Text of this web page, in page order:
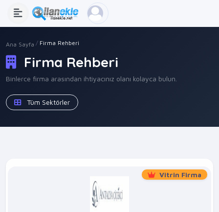
Ana Sayfa Firma Rehberi
Firma Rehberi
Binlerce firma arasından ihtiyacınız olanı kolayca bulun.
Tüm Sektörler
Vitrin Firma